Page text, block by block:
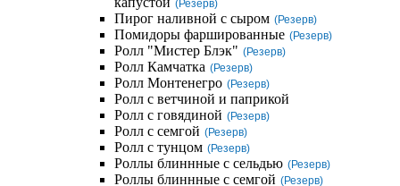
(Резерв)
Пирог наливной с сыром (Резерв)
Помидоры фаршированные (Резерв)
Ролл "Мистер Блэк" (Резерв)
Ролл Камчатка (Резерв)
Ролл Монтенегро (Резерв)
Ролл с ветчиной и паприкой
Ролл с говядиной (Резерв)
Ролл с семгой (Резерв)
Ролл с тунцом (Резерв)
Роллы блиннные с сельдью (Резерв)
Роллы блиннные с семгой (Резерв)